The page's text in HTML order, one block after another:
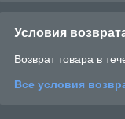
Условия
Возврат товара в
Все условия